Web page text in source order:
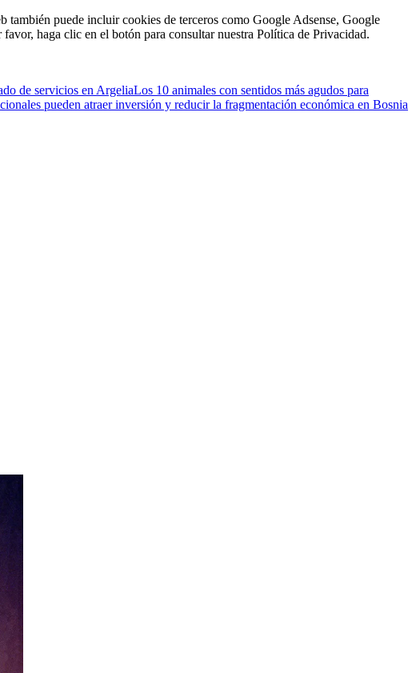
puede incluir cookies de terceros como Google Adsense, Google
haga clic en el botón para consultar nuestra Política de Privacidad.
de servicios en ArgeliaLos 10 animales con sentidos más agudos para
pueden atraer inversión y reducir la fragmentación económica en Bosnia